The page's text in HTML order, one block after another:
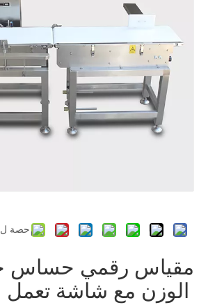
حصة
مقياس رقمي حساس
الوزن مع شاشة تعمل